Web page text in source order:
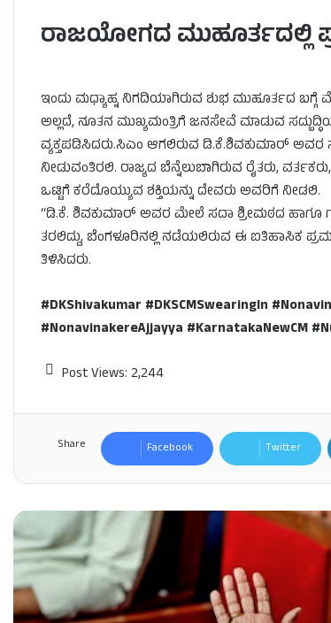
ರಾಜಯೋಗದ ಮುಹೂರ್ತದಲ್ಲಿ
ಇಂದು ಮಧ್ಯಾಹ್ನ ನಿಗದಿಯಾಗಿರುವ ಶುಭ ಮುಹೂರ್ತದ ಬಗ್ಗೆ
ಅಲ್ಲದೆ, ನೂತನ ಮುಖ್ಯಮಂತ್ರಿಗೆ ಜನಸೇವೆ ಮಾಡುವ
ವ್ಯಕ್ತಪಡಿಸಿದರು.ಸಿಎಂ ಆಗಲಿರುವ ಡಿ.ಕೆ.ಶಿವಕುಮಾರ್ ಅವರ
ನೀಡುವಂತಿರಲಿ. ರಾಜ್ಯದ ಬೆನ್ನೆಲುಬಾಗಿರುವ ರೈತರು,
ಒಟ್ಟಿಗೆ ಕರೆದೊಯ್ಯುವ ಶಕ್ತಿಯನ್ನು ದೇವರು ಅವರಿಗೆ ನೀಡಲಿ.
“ಡಿ.ಕೆ. ಶಿವಕುಮಾರ್ ಅವರ ಮೇಲೆ ಸದಾ ಶ್ರೀಮಠದ ಹಾಗೂ
ತರಲಿದ್ದು, ಬೆಂಗಳೂರಿನಲ್ಲಿ ನಡೆಯಲಿರುವ ಈ ಐತಿಹಾಸಿಕ
ತಿಳಿಸಿದರು.
#DKShivakumar #DKSCMSwearingIn
#NonavinakereAjjayya #KarnatakaNewCM
Post Views: 2,244
Share Facebook Twitter